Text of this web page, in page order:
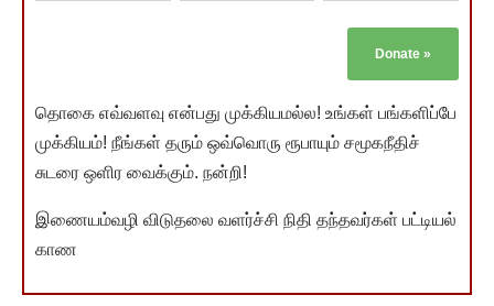
Donate »
தொகை எவ்வளவு என்பது முக்கியமல்ல! உங்கள் பங்களிப்பே
முக்கியம்! நீங்கள் தரும் ஒவ்வொரு ரூபாயும் சமூகநீதிச்
சுடரை ஒளிர வைக்கும். நன்றி!
இணையம்வழி விடுதலை வளர்ச்சி நிதி தந்தவர்கள் பட்டியல்
காண